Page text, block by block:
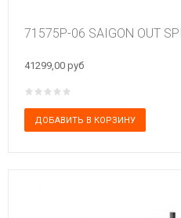
71575P-06 SAIGON OUT
41299,00 руб